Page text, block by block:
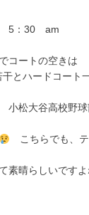
5：30 am
コートの空きは
とハードコート
小松大谷高校野
こちらでも、
素晴らしいです